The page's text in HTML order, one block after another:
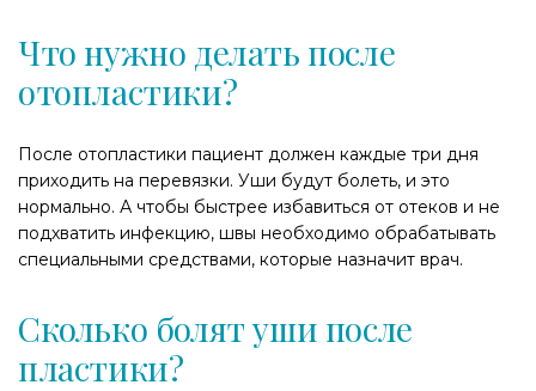
Что нужно делать после
отопластики?
После отопластики пациент должен каждые три дня
приходить на перевязки. Уши будут болеть, и это
нормально. А чтобы быстрее избавиться от отеков и не
подхватить инфекцию, швы необходимо обрабатывать
специальными средствами, которые назначит врач.
Сколько болят уши после
пластики?